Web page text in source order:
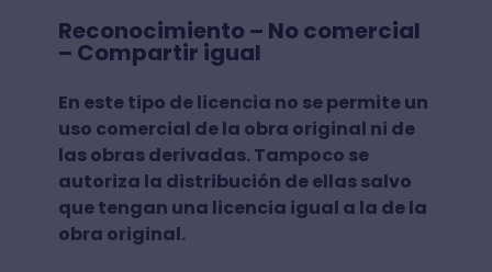
Reconocimiento – No comercial
– Compartir igual
En este tipo de licencia no se permite un
uso comercial de la obra original ni de
las obras derivadas. Tampoco se
autoriza la distribución de ellas salvo
que tengan una licencia igual a la de la
obra original.